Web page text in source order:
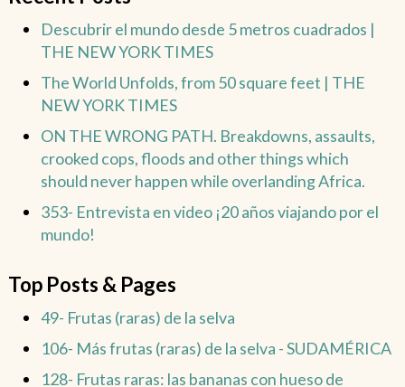
Descubrir el mundo desde 5 metros cuadrados |
THE NEW YORK TIMES
The World Unfolds, from 50 square feet | THE
NEW YORK TIMES
ON THE WRONG PATH. Breakdowns, assaults,
crooked cops, floods and other things which
should never happen while overlanding Africa.
353- Entrevista en video ¡20 años viajando por el
mundo!
Top Posts & Pages
49- Frutas (raras) de la selva
106- Más frutas (raras) de la selva - SUDAMÉRICA
128- Frutas raras: las bananas con hueso de